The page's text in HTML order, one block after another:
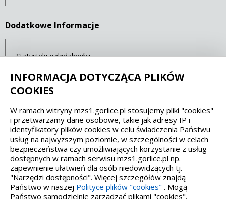
Dodatkowe Informacje
Statystyki oglądalności
Spełniamy standardy dostępności oraz W3C
WCAG 2.1 SECTION 508 EAA/EN 301549
IS 5568
INFORMACJA DOTYCZĄCA PLIKÓW
COOKIES
W ramach witryny mzs1.gorlice.pl stosujemy pliki "cookies"
i przetwarzamy dane osobowe, takie jak adresy IP i
identyfikatory plików cookies w celu świadczenia Państwu
usług na najwyższym poziomie, w szczególności w celach
bezpieczeństwa czy umożliwiających korzystanie z usług
dostępnych w ramach serwisu mzs1.gorlice.pl np.
zapewnienie ułatwień dla osób niedowidzących tj.
"Narzędzi dostępności". Więcej szczegółów znajdą
Państwo w naszej Polityce plików "cookies" . Mogą
Państwo samodzielnie zarządzać plikami "cookies",